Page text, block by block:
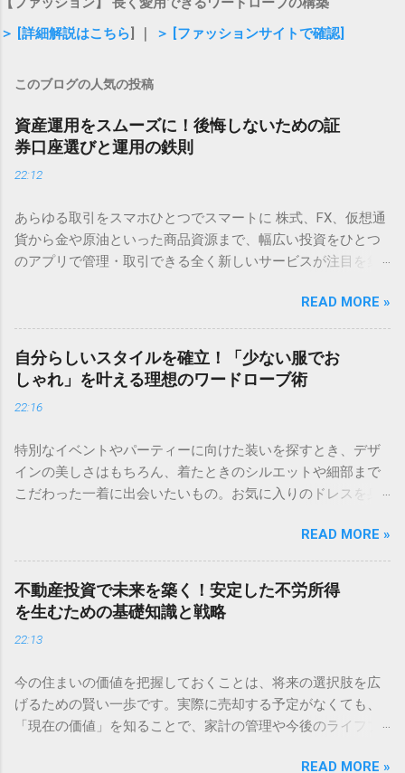
＞ [詳細解説はこちら] ｜ ＞ [ファッションサイトで確認]
このブログの人気の投稿
資産運用をスムーズに！後悔しないための証
券口座選びと運用の鉄則
22:12
あらゆる取引をスマホひとつでスマートに 株式、FX、仮想通
貨から金や原油といった商品資源まで、幅広い投資をひとつ
のアプリで管理・取引できる全く新しいサービスが注目を集
め、初心者でも迷わずスタートできるのが魅力です。 ✅ いつ
でもどこでも手軽に取引を始めてみる 「将来のために何か始
めなきゃ」と思いつつ、つい後回しにしてしまうのが資産運
用ですよね。いざ始めようと思っても、どの証券会社が良い
のか、そもそも何から手をつければいいのか分からず、立ち
止まってしまう方も多いのではないでしょうか。 お金のこと
この記事では、無理なく資産を育てるための「土台作り」か
ら、自分にぴったりの証券口座を見極めるポイントまで、初
心者の方にも分かりやすく解説します。 資産運用を始める前
すぐに株を買ってみよう！」という意気込みは素晴らしいで
すが、その前に少しだけ立ち止まってみてください。資産運
用を長く、そして心穏やかに続けるためには、最初の「設計
図」が何よりも重要です。 建物を建てる時に基礎工事が欠か
投資用資金を明確に分ける 資産運用を始める大前提として、
手元にあるお金を「守るお金」と「増やすお金」に分けるこ
とから始めましょう。 生活防衛資金（守るお金） 万が一、急
な病気やケガで働けなくなったり、予期せぬ出費が発生した
りした際に、自分や家族を守るためのお金です。一般的には
READ MORE »
自分らしいスタイルを確立！「少ない服でお
しゃれ」を叶える理想のワードローブ術
22:16
特別なイベントやパーティーに向けた装いを探すとき、デザ
インの美しさはもちろん、着たときのシルエットや細部まで
こだわった一着に出会いたいもの。お気に入りのドレスを身
その時間を楽しむことができます。 ＞ [大切な日のための一
着を｜華やかなドレスコレクションはこちら] 洗練されたデザ
インは、どんなシーンでもあなたをより魅力的に引き立てて
くれるはずです。 「クローゼットは服で溢れているのに、今
日着ていく服がない」と悩んだことはありませんか。毎朝、
鏡の前でため息をついてしまうのは、あなただけではありま
は、必ずしも比例しないのです。 流行を追いかけては、数回
着ただけで眠ってしまう服たち。そんな「服の迷子」から卒
業して、今の自分に本当に似合うものだけを厳選してみませ
READ MORE »
不動産投資で未来を築く！安定した不労所得
を生むための基礎知識と戦略
22:13
今の住まいの価値を把握しておくことは、将来の選択肢を広
げるための賢い一歩です。実際に売却する予定がなくても、
「現在の価値」を知ることで、家計の管理や今後のライフプ
で、今の資産状況を客観的にチェックしてみませんか。 ＞
READ MORE »